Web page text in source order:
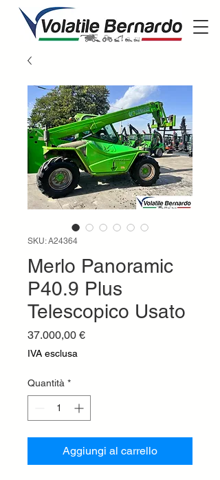
SKU: A24364
Merlo Panoramic
P40.9 Plus
Telescopico Usato
37.000,00 €Prezzo
IVA esclusa
Quantità *
Aggiungi al carrello